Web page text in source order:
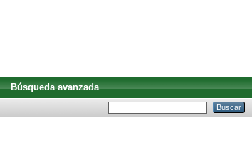
Búsqueda avanzada